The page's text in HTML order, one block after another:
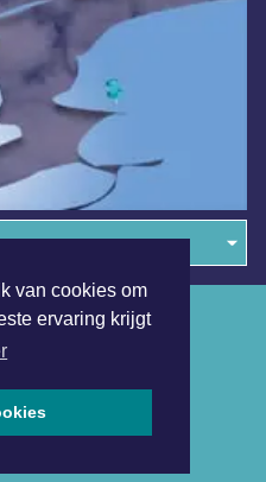
van cookies om
ervaring krijgt